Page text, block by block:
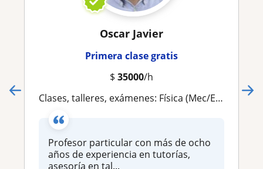
Oscar Javier
Primera clase gratis
$ 35000/h
Clases, talleres, exámenes: Física (Mec/Elec/Ondas/Termo), matemáticas (Calculo/EDO/ Vectorial/Algebra), Ingeniería Mecánica/Civil
Profesor particular con más de ocho
años de experiencia en tutorías,
asesoría en tal...